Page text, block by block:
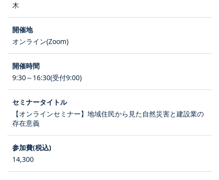
木
オンライン(Zoom)
9:30～16:30(受付9:00)
【オンラインセミナー】地域住民から見た自然災害と建設業の
存在意義
14,300